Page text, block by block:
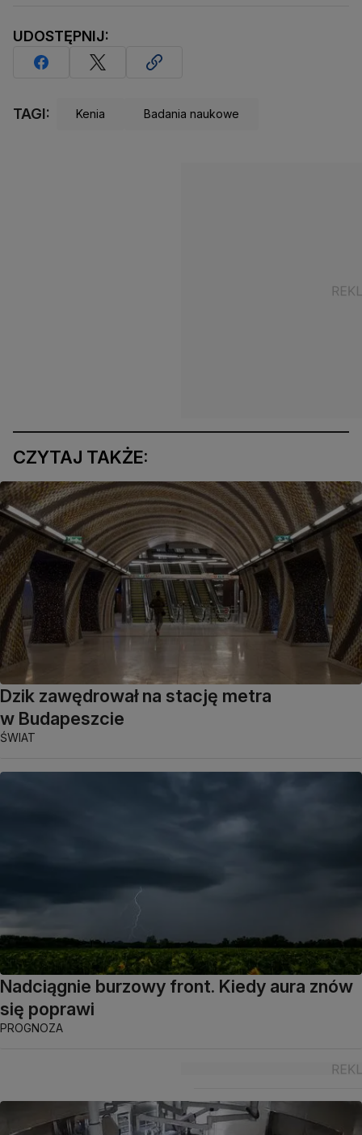
UDOSTĘPNIJ:
TAGI: Kenia Badania naukowe
CZYTAJ TAKŻE:
Dzik zawędrował na stację metra
w Budapeszcie
ŚWIAT
Nadciągnie burzowy front. Kiedy aura znów
się poprawi
PROGNOZA